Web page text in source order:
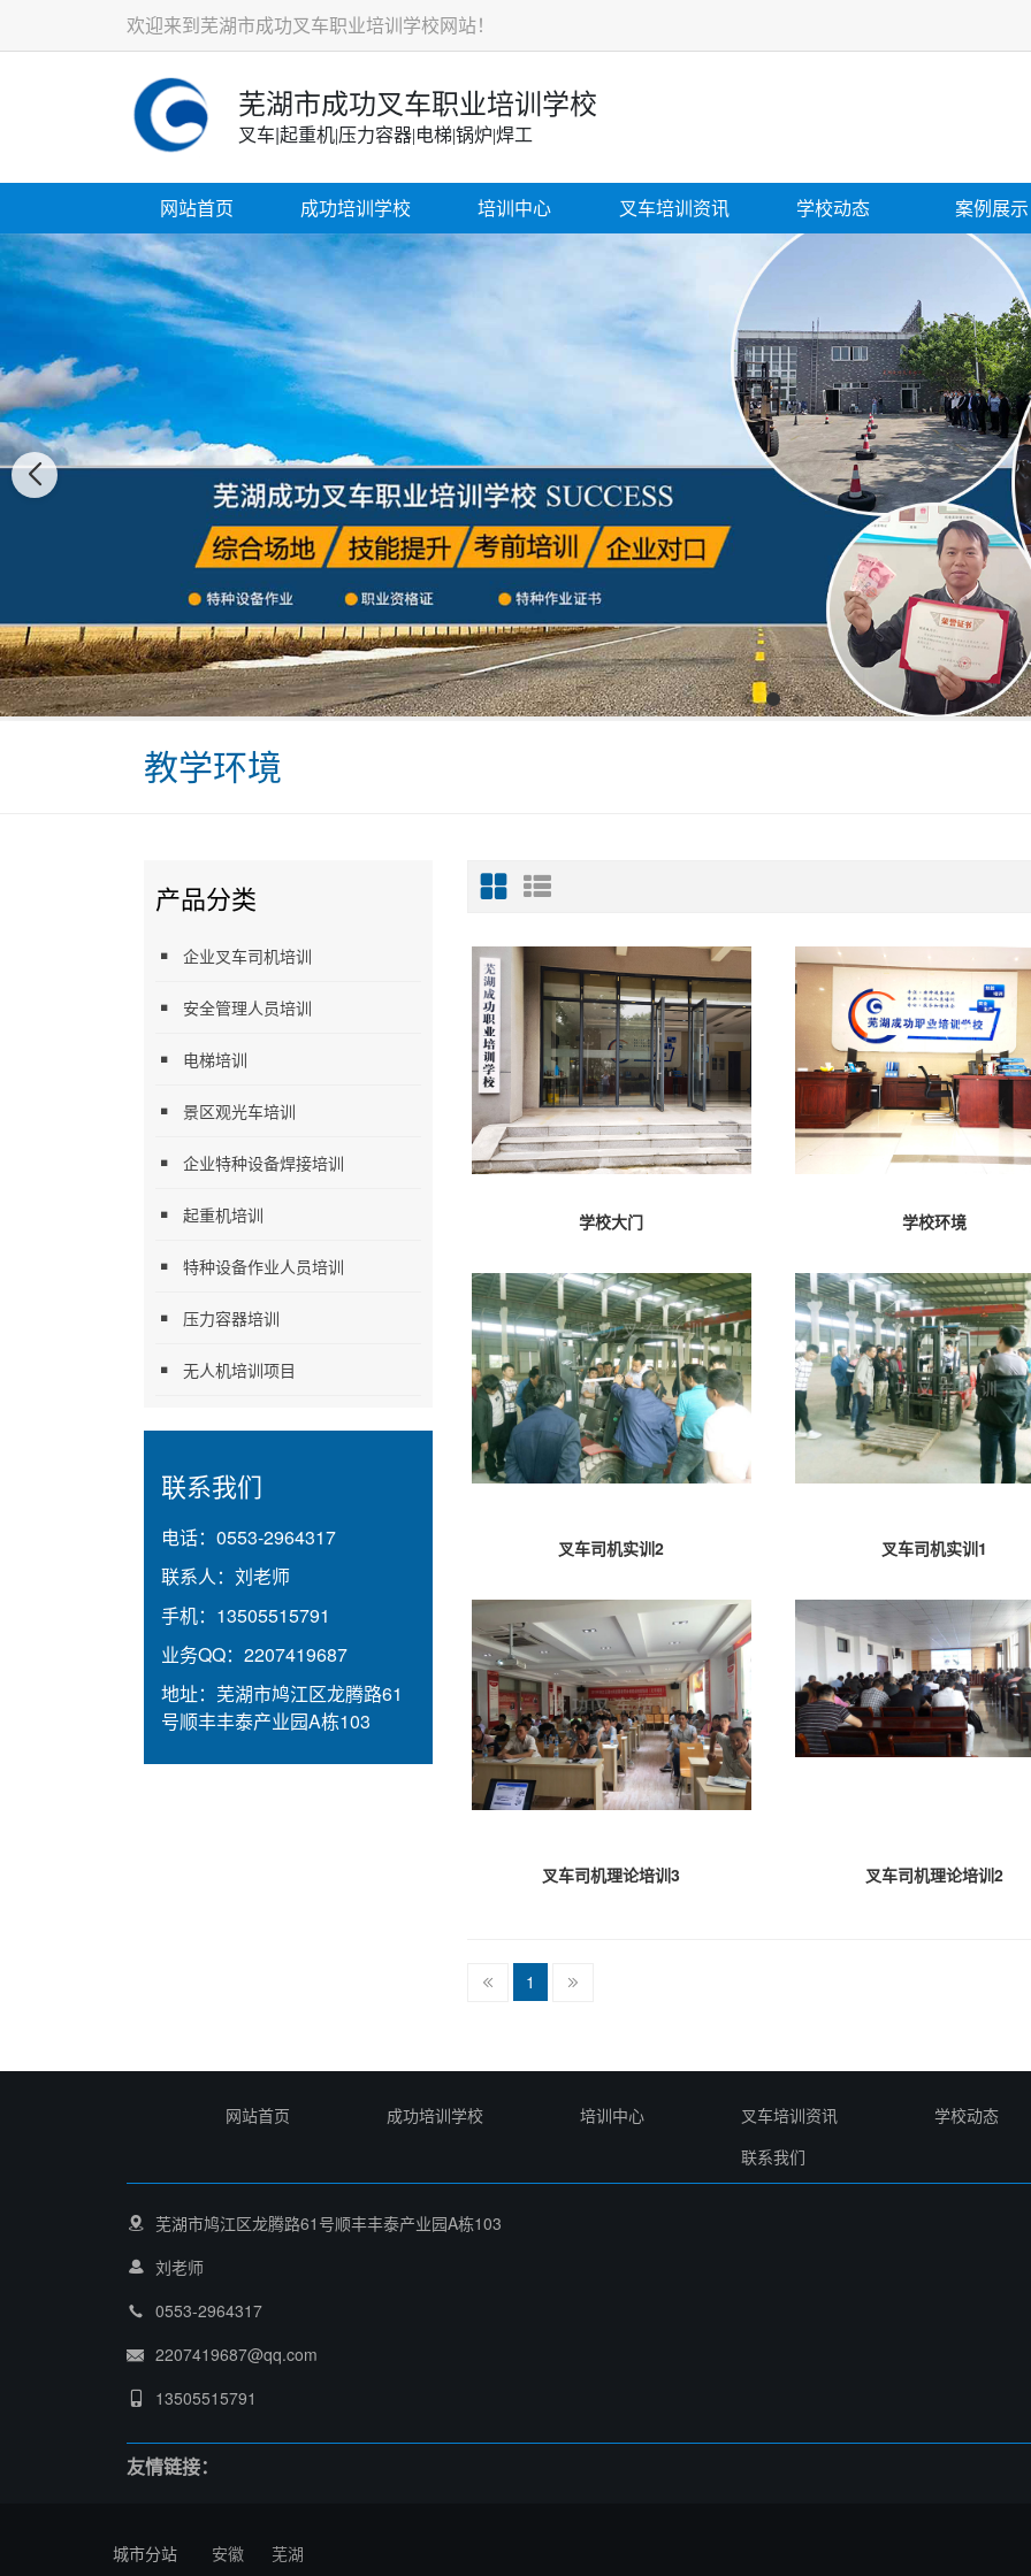
欢迎来到芜湖市成功叉车职业培训学校网站！
芜湖市成功叉车职业培训学校
叉车|起重机|压力容器|电梯|锅炉|焊工
网站首页 成功培训学校 培训中心 叉车培训资讯 学校动态 案例展示
教学环境
产品分类
企业叉车司机培训
安全管理人员培训
电梯培训
景区观光车培训
企业特种设备焊接培训
起重机培训
特种设备作业人员培训
压力容器培训
无人机培训项目
联系我们
电话： 0553-2964317
联系人： 刘老师
手机： 13505515791
业务QQ： 2207419687
地址： 芜湖市鸠江区龙腾路61
号顺丰丰泰产业园A栋103
学校大门 学校环境
叉车司机实训2 叉车司机实训1
叉车司机理论培训3 叉车司机理论培训2
1
网站首页 成功培训学校 培训中心 叉车培训资讯
学校动态
联系我们
芜湖市鸠江区龙腾路61号顺丰丰泰产业园A栋103
刘老师
0553-2964317
2207419687@qq.com
13505515791
友情链接：
城市分站 安徽 芜湖